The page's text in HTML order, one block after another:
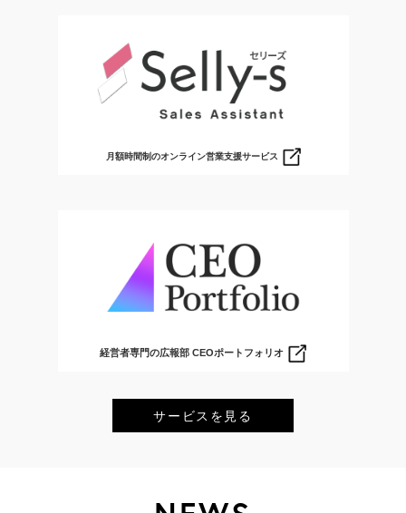
月額時間制のオンライン営業支援サービス
経営者専門の広報部 CEOポートフォリオ
サービスを見る